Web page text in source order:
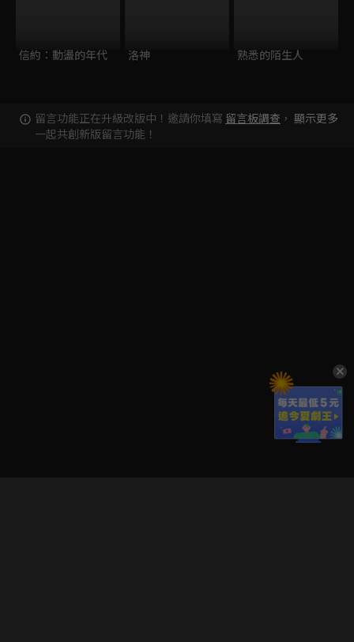
信約：動盪的年代 洛神 熟悉的陌生人
留言功能正在升級改版中！邀請你填寫 留言板調查 ，
一起共創新版留言功能！
顯示更多